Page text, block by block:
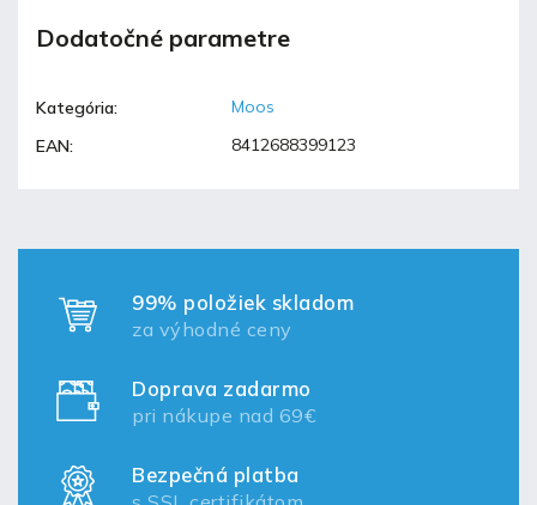
Dodatočné parametre
Kategória:
Moos
EAN: 8412688399123
99% položiek skladom
za výhodné ceny
Doprava zadarmo
pri nákupe nad 69€
Bezpečná platba